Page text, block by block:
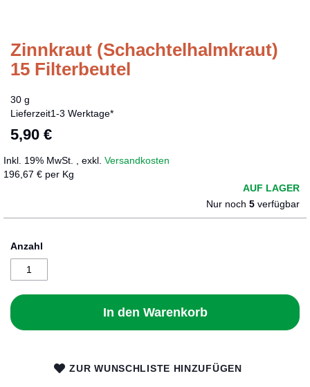
Zinnkraut (Schachtelhalmkraut)
15 Filterbeutel
30 g
Lieferzeit1-3 Werktage*
5,90 €
Inkl. 19% MwSt. exkl. Versandkosten
196,67 € per Kg
AUF LAGER
Nur noch 5 verfügbar
Anzahl
In den Warenkorb
ZUR WUNSCHLISTE HINZUFÜGEN
Zum
der
springen